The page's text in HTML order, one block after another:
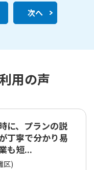
次へ
用の声
に、プランの説
丁寧で分かり易
も短...
区)